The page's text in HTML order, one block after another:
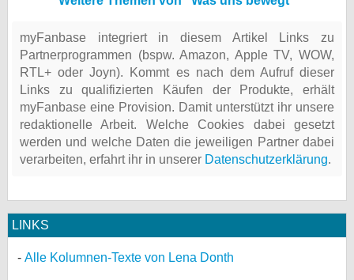
myFanbase integriert in diesem Artikel Links zu
Partnerprogrammen (bspw. Amazon, Apple TV, WOW,
RTL+ oder Joyn). Kommt es nach dem Aufruf dieser
Links zu qualifizierten Käufen der Produkte, erhält
myFanbase eine Provision. Damit unterstützt ihr unsere
redaktionelle Arbeit. Welche Cookies dabei gesetzt
werden und welche Daten die jeweiligen Partner dabei
verarbeiten, erfahrt ihr in unserer Datenschutzerklärung.
LINKS
Alle Kolumnen-Texte von Lena Donth